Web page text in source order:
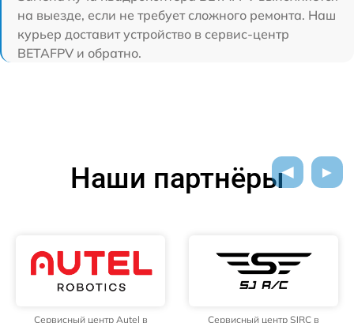
на выезде, если не требует сложного ремонта. Наш
курьер доставит устройство в сервис-центр
BETAFPV и обратно.
Наши партнёры
Сервисный центр Autel в
Сервисный центр SJRC в